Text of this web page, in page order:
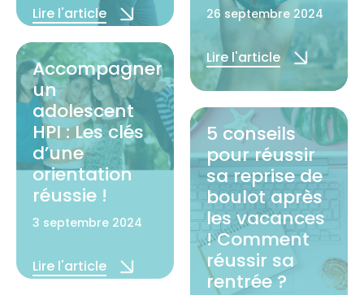
Lire l'article
Accompagner
un
adolescent
HPI : Les clés
d’une
orientation
réussie !
3 septembre 2024
Lire l'article
26 septembre 2024
Lire l'article
5 conseils
pour réussir
sa reprise de
boulot après
les vacances
! Comment
réussir sa
rentrée ?